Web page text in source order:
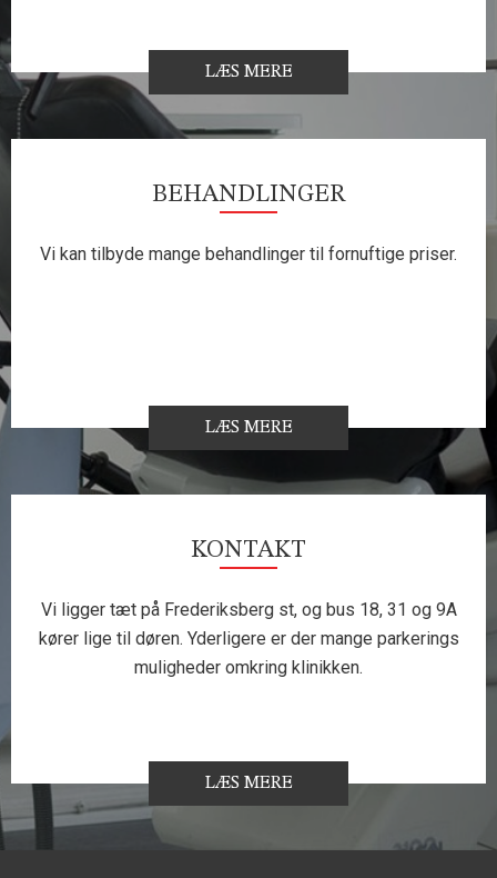
LÆS MERE
BEHANDLINGER
Vi kan tilbyde mange behandlinger til fornuftige priser.
LÆS MERE
KONTAKT
Vi ligger tæt på Frederiksberg st, og bus 18, 31 og 9A
kører lige til døren. Yderligere er der mange parkerings
muligheder omkring klinikken.
LÆS MERE